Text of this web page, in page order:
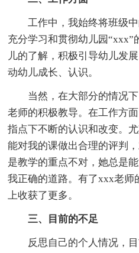
工作中，我始终将班级
充分学习和贯彻幼儿园“xxx”
儿的了解，积极引导幼儿发
动幼儿成长、认识。
当然，在大部分的情况
老师的积极教导。在工作方
指点下不断的认识和改变。
能对我的课做出合理的评判
是教学的重点不对，她总是
我正确的道路。有了xxx老师
上收获了更多。
三、目前的不足
反思自己的个人情况，